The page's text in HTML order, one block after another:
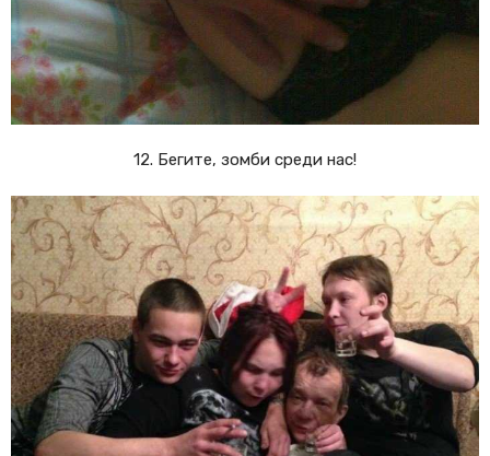
12. Бегите, зомби среди нас!